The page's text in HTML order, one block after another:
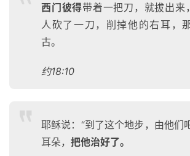
西门彼得带着一把刀，就拔出来
人砍了一刀，削掉他的右耳，
古。
约18:10
耶稣说：“到了这个地步，由他们
耳朵， 把他治好了。